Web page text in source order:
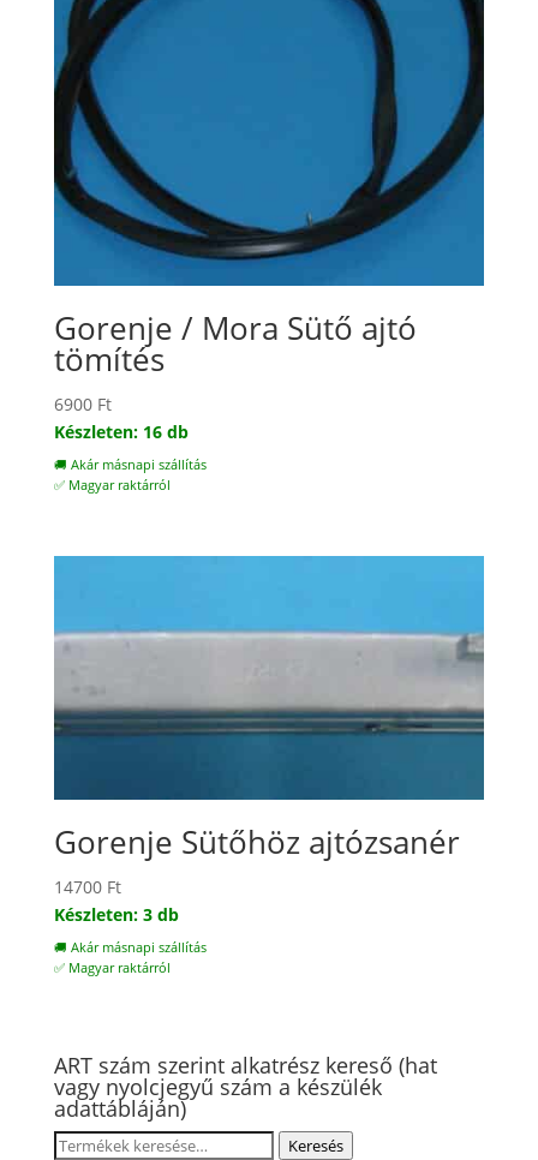
Gorenje / Mora Sütő ajtó
tömítés
6900 Ft
Készleten: 16 db
🚚 Akár másnapi szállítás
✅ Magyar raktárról
Gorenje Sütőhöz ajtózsanér
14700 Ft
Készleten: 3 db
🚚 Akár másnapi szállítás
✅ Magyar raktárról
ART szám szerint alkatrész kereső (hat
vagy nyolcjegyű szám a készülék
adattábláján)
Keresés
Keresés